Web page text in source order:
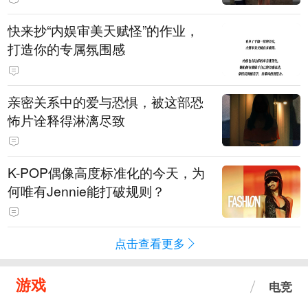
快来抄“内娱审美天赋怪”的作业，
打造你的专属氛围感
亲密关系中的爱与恐惧，被这部恐
怖片诠释得淋漓尽致
K-POP偶像高度标准化的今天，为
何唯有Jennie能打破规则？
点击查看更多
游戏 电竞